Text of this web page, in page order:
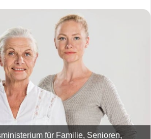
für Familie, Senioren,